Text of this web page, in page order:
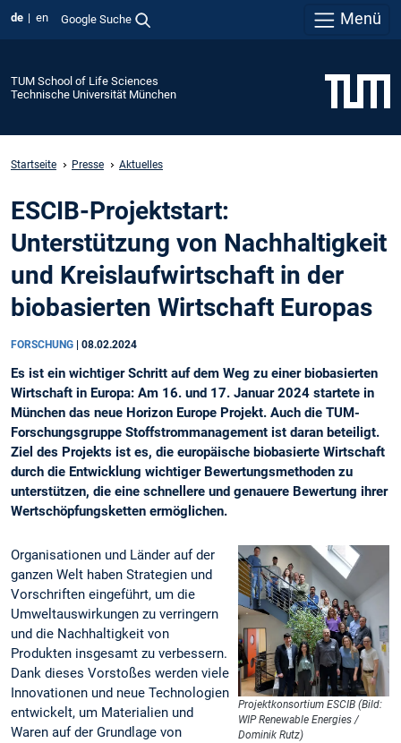
de en Google Suche Menü
TUM School of Life Sciences
Technische Universität München
Startseite Presse Aktuelles
ESCIB-Projektstart:
Unterstützung von Nachhaltigkeit
und Kreislaufwirtschaft in der
biobasierten Wirtschaft Europas
FORSCHUNG 08.02.2024
Es ist ein wichtiger Schritt auf dem Weg zu einer biobasierten
Wirtschaft in Europa: Am 16. und 17. Januar 2024 startete in
München das neue Horizon Europe Projekt. Auch die TUM-
Forschungsgruppe Stoffstrommanagement ist daran beteiligt.
Ziel des Projekts ist es, die europäische biobasierte Wirtschaft
durch die Entwicklung wichtiger Bewertungsmethoden zu
unterstützen, die eine schnellere und genauere Bewertung ihrer
Wertschöpfungsketten ermöglichen.
Projektkonsortium ESCIB (Bild:
WIP Renewable Energies /
Dominik Rutz)
Organisationen und Länder auf der
ganzen Welt haben Strategien und
Vorschriften eingeführt, um die
Umweltauswirkungen zu verringern
und die Nachhaltigkeit von
Produkten insgesamt zu verbessern.
Dank dieses Vorstoßes werden viele
Innovationen und neue Technologien
entwickelt, um Materialien und
Waren auf der Grundlage von